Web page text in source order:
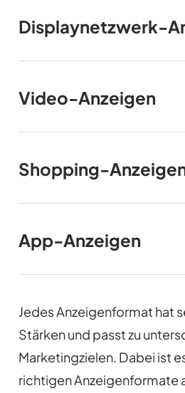
Displaynetzwerk-
Video-Anzeigen
Shopping-
App-Anzeigen
Jedes Anzeigenformat hat
Stärken und passt zu
Marketingzielen. Dabei ist
richtigen Anzeigenformate